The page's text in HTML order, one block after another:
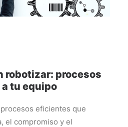
robotizar: procesos
tu equipo
eficientes que
el compromiso y el